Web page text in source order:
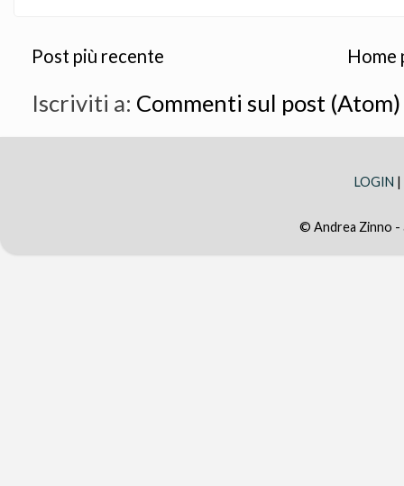
Post più recente Home
Iscriviti a: Commenti sul post (Atom)
LOGIN |
© Andrea Zinno -